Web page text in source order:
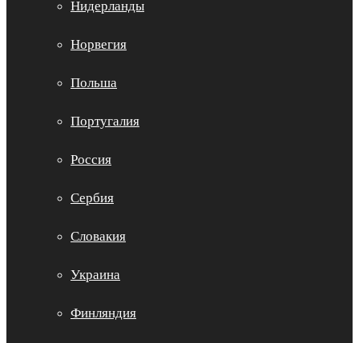
Нидерланды
Норвегия
Польша
Португалия
Россия
Сербия
Словакия
Украина
Финляндия